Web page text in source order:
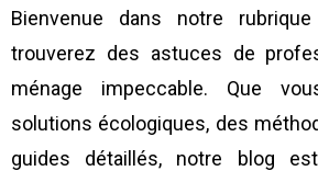
Bienvenue dans notre
trouverez des astuces de
ménage impeccable. Que
solutions écologiques, des
guides détaillés, notre blog